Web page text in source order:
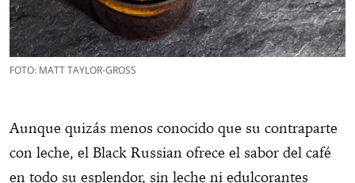
FOTO: MATT TAYLOR-GROSS
Aunque quizás menos conocido que su contraparte
con leche, el Black Russian ofrece el sabor del café
en todo su esplendor, sin leche ni edulcorantes